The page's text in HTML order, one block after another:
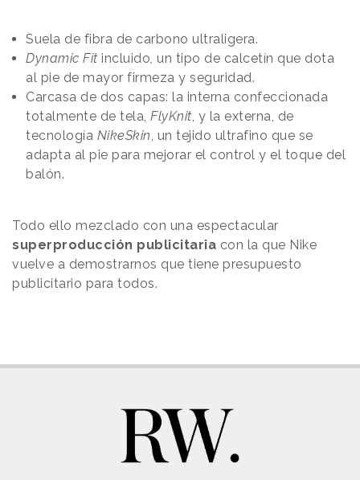
Suela de fibra de carbono ultraligera.
Dynamic Fit incluido un tipo de calcetín que dota
al pie de mayor firmeza y seguridad.
Carcasa de dos capas: la interna confeccionada
totalmente de tela, FlyKnit , y la externa, de
tecnología NikeSkin , un tejido ultrafino que se
adapta al pie para mejorar el control y el toque del
balón.
Todo ello mezclado con una espectacular
superproducción publicitaria con la que Nike
vuelve a demostrarnos que tiene presupuesto
publicitario para todos.